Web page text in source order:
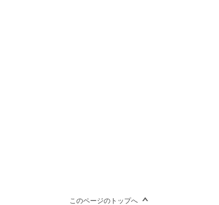
このページのトップへ